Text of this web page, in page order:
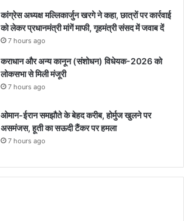
कांग्रेस अध्यक्ष मल्लिकार्जुन खरगे ने कहा, छात्रों पर कार्रवाई
को लेकर प्रधानमंत्री मांगें माफी, गृहमंत्री संसद में जवाब दें
7 hours ago
कराधान और अन्य कानून (संशोधन) विधेयक-2026 को
लोकसभा से मिली मंजूरी
7 hours ago
ओमान-ईरान समझौते के बेहद करीब, होर्मुज खुलने पर
असमंजस, हूती का सऊदी टैंकर पर हमला
7 hours ago